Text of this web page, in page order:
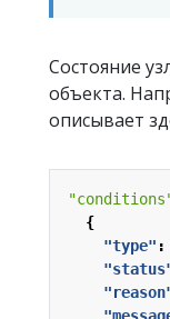
Состояние
объекта.
описывает
{
"type" :